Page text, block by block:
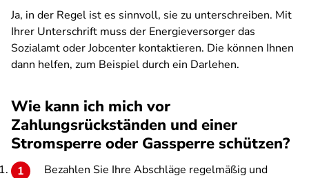
Ja, in der Regel ist es sinnvoll, sie zu unterschreiben. Mit
Ihrer Unterschrift muss der Energieversorger das
Sozialamt oder Jobcenter kontaktieren. Die können Ihnen
dann helfen, zum Beispiel durch ein Darlehen.
Wie kann ich mich vor
Zahlungsrückständen und einer
Stromsperre oder Gassperre schützen?
Bezahlen Sie Ihre Abschläge regelmäßig und